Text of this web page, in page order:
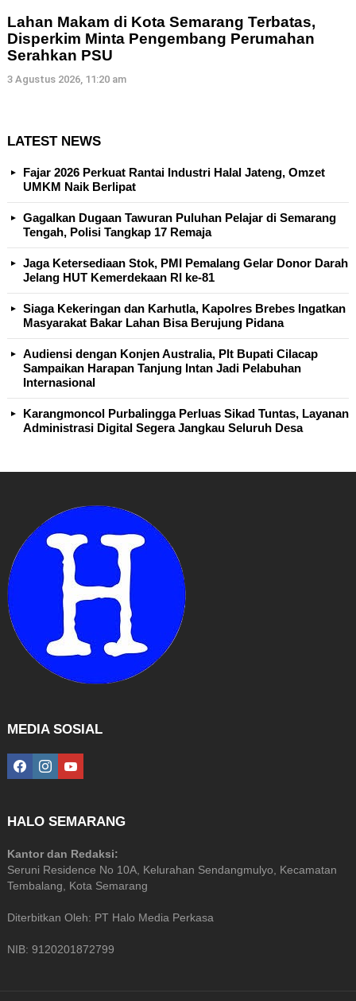
Lahan Makam di Kota Semarang Terbatas,
Disperkim Minta Pengembang Perumahan
Serahkan PSU
3 Agustus 2026, 11:20 am
LATEST NEWS
Fajar 2026 Perkuat Rantai Industri Halal Jateng, Omzet
UMKM Naik Berlipat
Gagalkan Dugaan Tawuran Puluhan Pelajar di Semarang
Tengah, Polisi Tangkap 17 Remaja
Jaga Ketersediaan Stok, PMI Pemalang Gelar Donor Darah
Jelang HUT Kemerdekaan RI ke-81
Siaga Kekeringan dan Karhutla, Kapolres Brebes Ingatkan
Masyarakat Bakar Lahan Bisa Berujung Pidana
Audiensi dengan Konjen Australia, Plt Bupati Cilacap
Sampaikan Harapan Tanjung Intan Jadi Pelabuhan
Internasional
Karangmoncol Purbalingga Perluas Sikad Tuntas, Layanan
Administrasi Digital Segera Jangkau Seluruh Desa
MEDIA SOSIAL
facebookinstagramyoutube
HALO SEMARANG
Kantor dan Redaksi:
Seruni Residence No 10A, Kelurahan Sendangmulyo, Kecamatan
Tembalang, Kota Semarang
Diterbitkan Oleh: PT Halo Media Perkasa
NIB: 9120201872799